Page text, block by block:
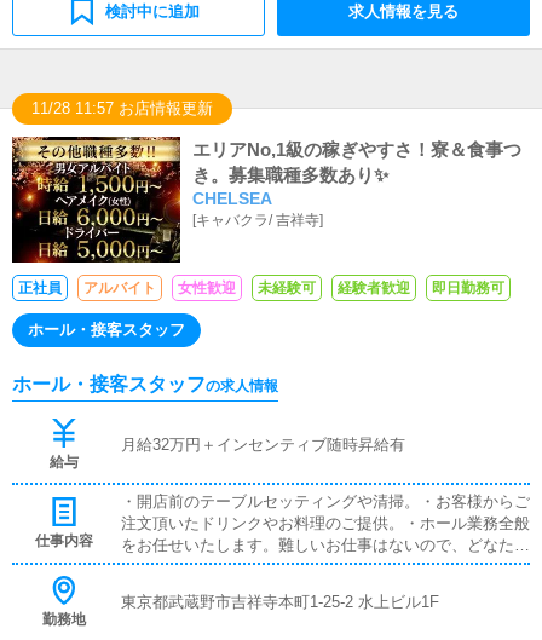
検討中に追加 求人情報を見る
11/28 11:57 お店情報更新
エリアNo,1級の稼ぎやすさ！寮＆食事つ
き。募集職種多数あり✨
CHELSEA
[キャバクラ/吉祥寺]
正社員 アルバイト 女性歓迎 未経験可 経験者歓迎 即日勤務可
ホール・接客スタッフ
ホール・接客スタッフの求人情報
給与
月給32万円＋インセンティブ随時昇給有
仕事内容
・開店前のテーブルセッティングや清掃。・お客様からご
注文頂いたドリンクやお料理のご提供。・ホール業務全般
をお任せいたします。難しいお仕事はないので、どなたで
もすぐに覚えられます。未経験の方でもご安心ください。
勤務地
東京都武蔵野市吉祥寺本町1-25-2 水上ビル1F